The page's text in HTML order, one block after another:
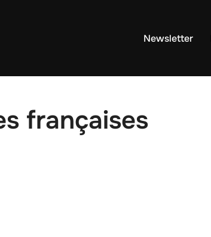
Newsletter
françaises